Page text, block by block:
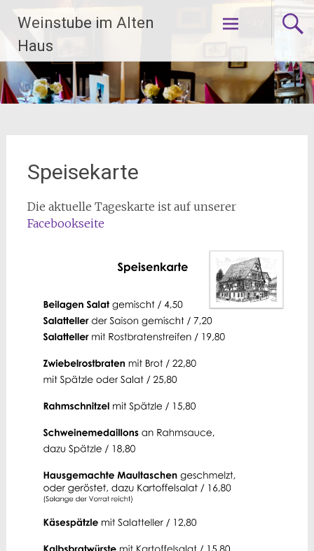
Inhalt
springen
Weinstube im Alten
Haus
Speisekarte
Die aktuelle Tageskarte ist auf unserer
Facebookseite